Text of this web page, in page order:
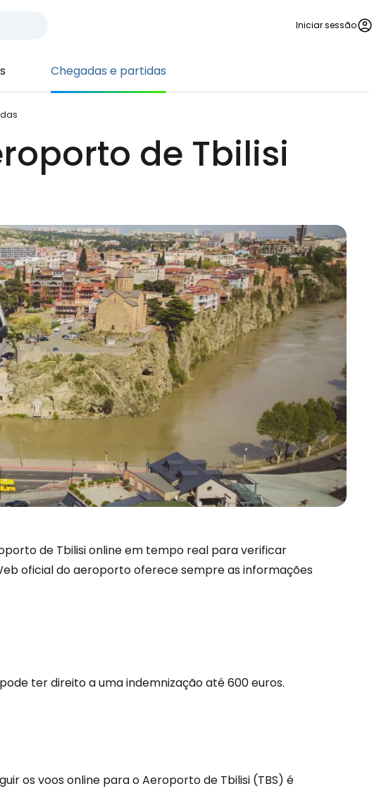
Iniciar sessão
Chegadas e partidas
de Tbilisi
de Tbilisi online em tempo real para verificar
oficial do aeroporto oferece sempre as informações
ter direito a uma indemnização até 600 euros.
os voos online para o Aeroporto de Tbilisi (TBS) é
no Cestee